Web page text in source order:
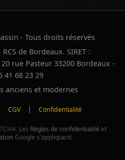
- Tous droits réservés
de Bordeaux. SIRET :
rue Pasteur 33200 Bordeaux -
41 68 23 29
anciens et modernes
CGV | Confidentialité
Les Règles de confidentialité et
Google s'appliquent.